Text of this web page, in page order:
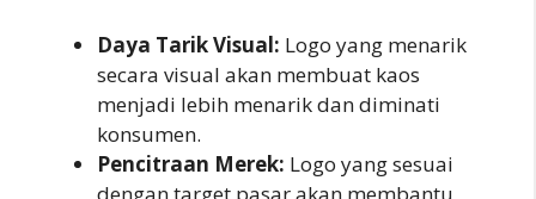
Daya Tarik Visual: Logo yang menarik
secara visual akan membuat kaos
menjadi lebih menarik dan diminati
konsumen.
Pencitraan Merek: Logo yang sesuai
dengan target pasar akan membantu